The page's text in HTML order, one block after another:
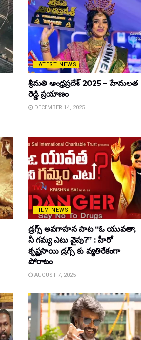
LATEST NEWS
శ్రీమతి ఆంధ్రప్రదేశ్ 2025 – హేమలత
రెడ్డి ప్రయాణం
DECEMBER 14, 2025
FILM NEWS
డ్రగ్స్ అవగాహన పాట “ఓ యువతా,
నీ గమ్య ఎటు వైపు?” : హీరో
కృష్ణసాయి డ్రగ్స్ కు వ్యతిరేకంగా
పోరాటం
AUGUST 7, 2025